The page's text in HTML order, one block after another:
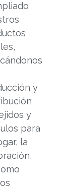
y
y
para
la